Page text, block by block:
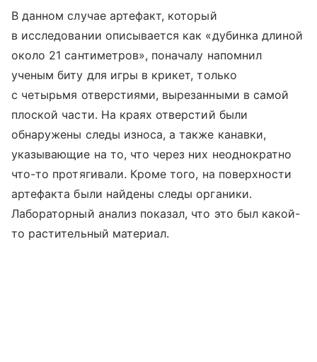
В данном случае артефакт, который
в исследовании описывается как «дубинка длиной
около 21 сантиметров», поначалу напомнил
ученым биту для игры в крикет, только
с четырьмя отверстиями, вырезанными в самой
плоской части. На краях отверстий были
обнаружены следы износа, а также канавки,
указывающие на то, что через них неоднократно
что-то протягивали. Кроме того, на поверхности
артефакта были найдены следы органики.
Лабораторный анализ показал, что это был какой-
то растительный материал.